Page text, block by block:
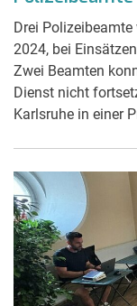
Drei
2024, bei
Zwei Beamten
Dienst nicht
Karlsruhe in einer